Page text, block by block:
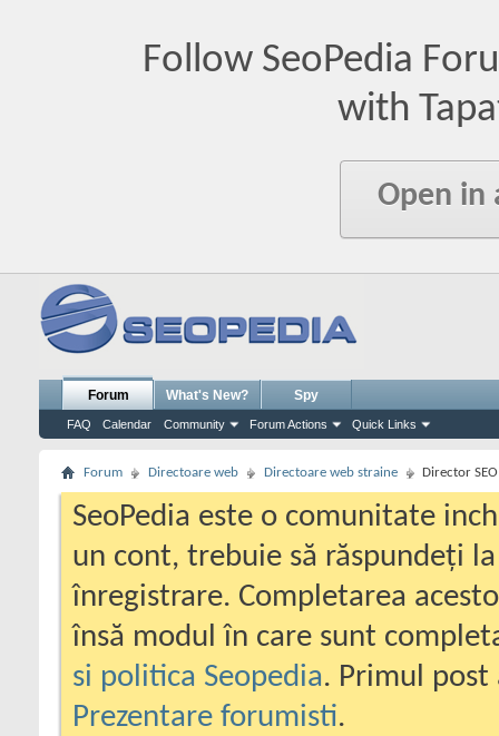
Follow SeoPedia
with
Open in
Forum
FAQ Calendar Community Forum Actions Quick Links
What's New? Spy
Forum Directoare web Directoare web straine Director
SeoPedia este o comunitate
un cont, trebuie să răspundeți
înregistrare. Completarea
însă modul în care sunt
si politica Seopedia. Primul
Prezentare forumisti.